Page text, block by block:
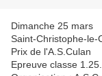
Dimanche 25 mars
Saint-Christophe-
Prix de l'A.S.Culan
Epreuve classe